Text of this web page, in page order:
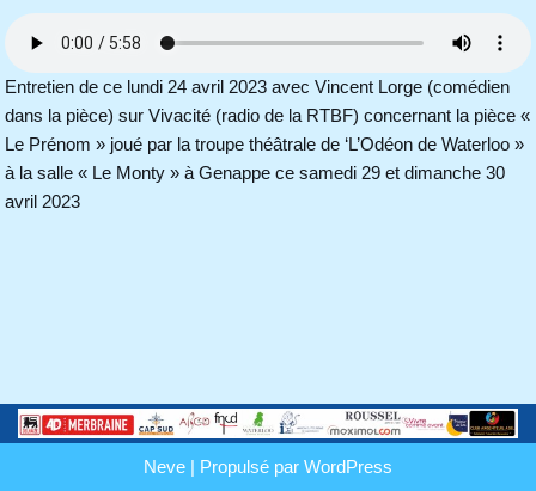
Entretien de ce lundi 24 avril 2023 avec Vincent Lorge (comédien
dans la pièce) sur Vivacité (radio de la RTBF) concernant la pièce «
Le Prénom » joué par la troupe théâtrale de ‘L’Odéon de Waterloo »
à la salle « Le Monty » à Genappe ce samedi 29 et dimanche 30
avril 2023
Neve | Propulsé par WordPress